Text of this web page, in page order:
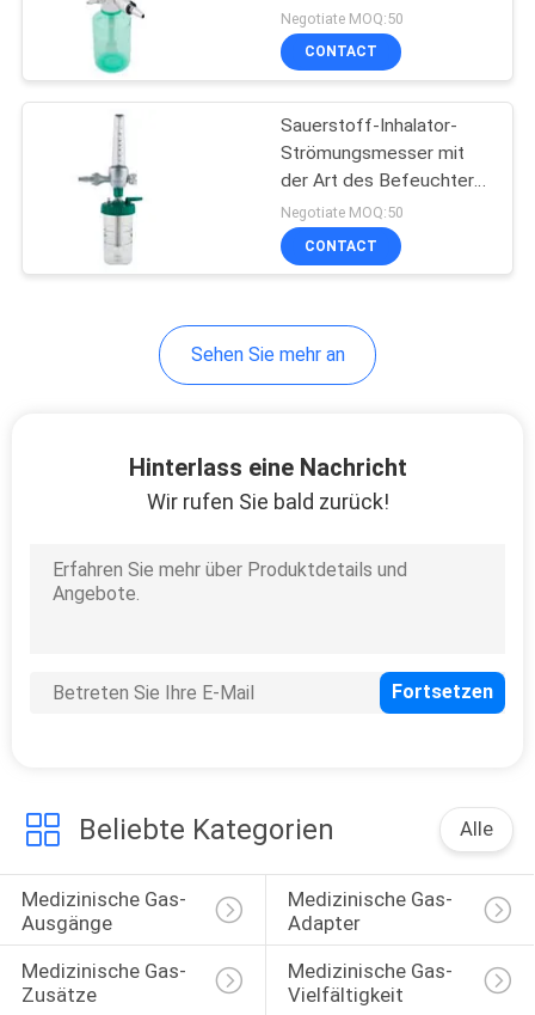
Strömungsmesser
mit Befeuchter
Medizinische
Strömungsmesser
Befeuchterflasche
Medizinische
Saugregler
Befeuchter-Sauerstoff-
Inhalator-BS-Standard
Negotiate MOQ:50
CONTACT
Sauerstoff-Inhalator-
Strömungsmesser mit
der Art des Befeuchter-
07 an der Wand
befestigt
Negotiate MOQ:50
CONTACT
Sehen Sie mehr an
Hinterlass eine Nachricht
Wir rufen Sie bald zurück!
Beliebte Kategorien Alle
Medizinische Gas-
Ausgänge
Medizinische Gas-
Adapter
Medizinische Gas-
Zusätze
Medizinische Gas-
Vielfältigkeit